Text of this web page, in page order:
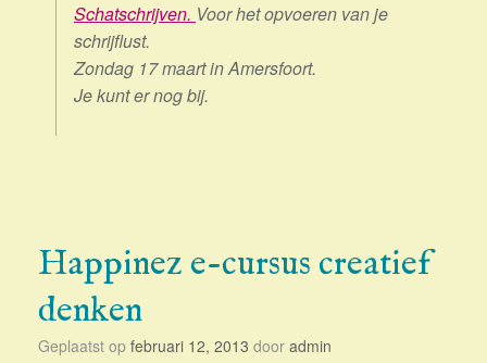
Schatschrijven. Voor het opvoeren van je
schrijflust.
Zondag 17 maart in Amersfoort.
Je kunt er nog bij.
Happinez e-cursus creatief
denken
Geplaatst op februari 12, 2013 door admin